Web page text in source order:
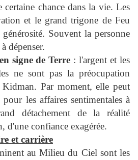
certaine chance dans la vie. Les
et le grand trigone de Feu
Souvent la personne
dépenser.
signe de Terre : l'argent et les
ne sont pas la préocupation
Par moment, elle peut
les affaires sentimentales à
détachement de la réalité
d'une confiance exagérée.
et carrière
au Milieu du Ciel sont les